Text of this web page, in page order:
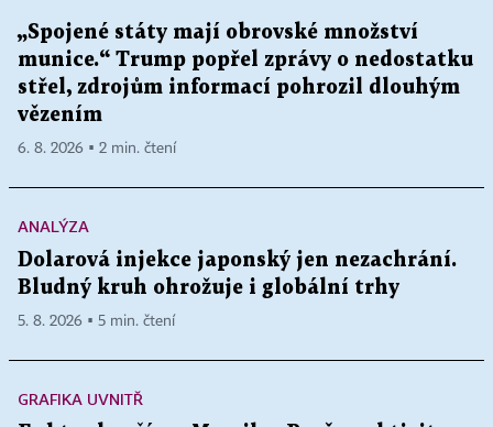
„Spojené státy mají obrovské množství
munice.“ Trump popřel zprávy o nedostatku
střel, zdrojům informací pohrozil dlouhým
vězením
6. 8. 2026 ▪ 2 min. čtení
ANALÝZA
Dolarová injekce japonský jen nezachrání.
Bludný kruh ohrožuje i globální trhy
5. 8. 2026 ▪ 5 min. čtení
GRAFIKA UVNITŘ